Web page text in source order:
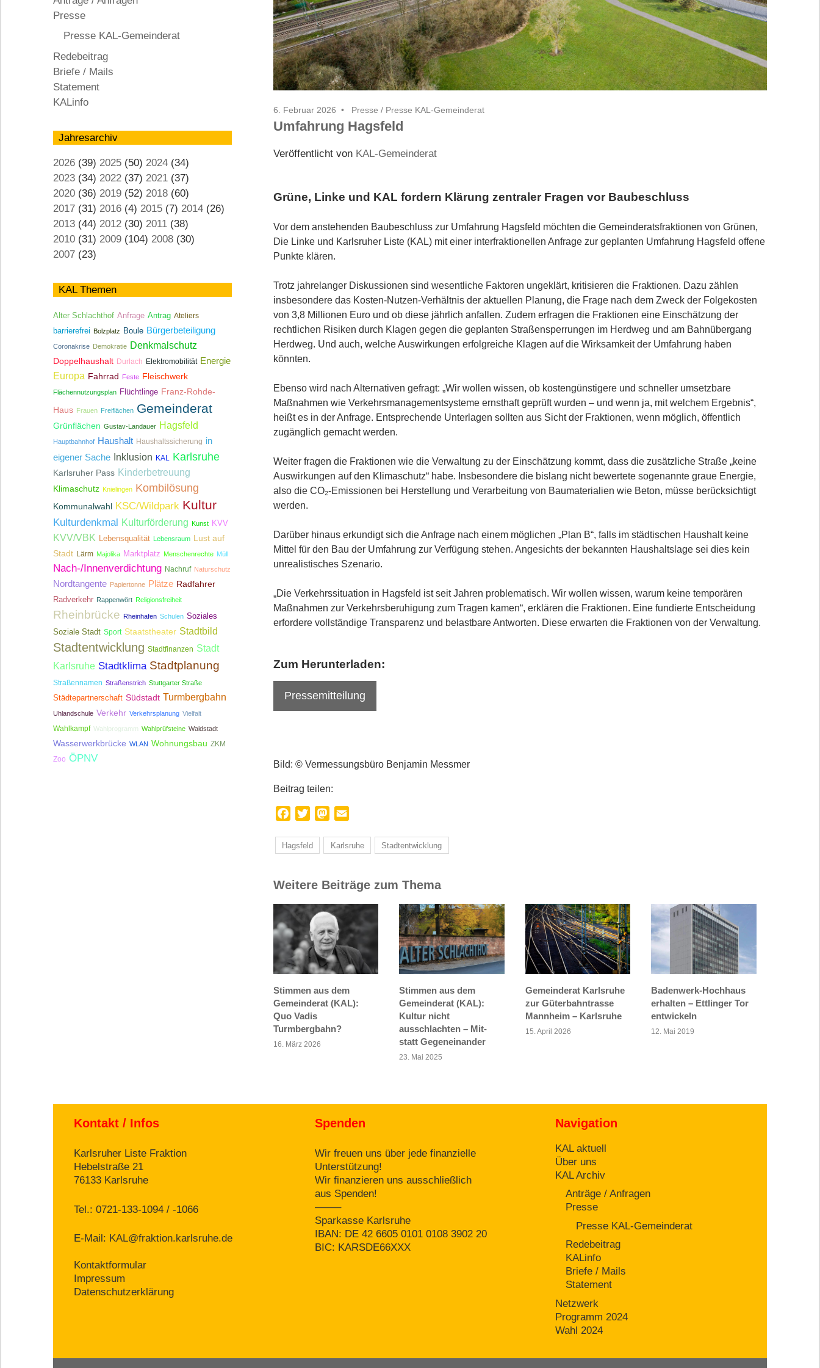
KAL
6. Februar 2026 Presse / Presse KAL-Gemeinderat
Umfahrung Hagsfeld
Veröffentlicht von KAL-Gemeinderat
Grüne, Linke und KAL fordern Klärung zentraler Fragen vor Baubeschluss
Vor dem anstehenden Baubeschluss zur Umfahrung Hagsfeld möchten die Gemeinderatsfraktionen von Grünen,
Die Linke und Karlsruher Liste (KAL) mit einer interfraktionellen Anfrage zur geplanten Umfahrung Hagsfeld offene
Punkte klären.
Trotz jahrelanger Diskussionen sind wesentliche Faktoren ungeklärt, kritisieren die Fraktionen. Dazu zählen
insbesondere das Kosten-Nutzen-Verhältnis der aktuellen Planung, die Frage nach dem Zweck der Folgekosten
von 3,8 Millionen Euro und ob diese jährlich anfallen. Zudem erfragen die Fraktionen eine Einschätzung der
rechtlichen Risiken durch Klagen gegen die geplanten Straßensperrungen im Herdweg und am Bahnübergang
Herdweg. Und auch, welche Auswirkungen erfolgreiche Klagen auf die Wirksamkeit der Umfahrung haben
könnten.
Ebenso wird nach Alternativen gefragt: „Wir wollen wissen, ob kostengünstigere und schneller umsetzbare
Maßnahmen wie Verkehrsmanagementsysteme ernsthaft geprüft wurden – und wenn ja, mit welchem Ergebnis“,
heißt es in der Anfrage. Entsprechende Unterlagen sollten aus Sicht der Fraktionen, wenn möglich, öffentlich
zugänglich gemacht werden.
Weiter fragen die Fraktionen wie die Verwaltung zu der Einschätzung kommt, dass die zusätzliche Straße „keine
Auswirkungen auf den Klimaschutz“ habe. Insbesondere die bislang nicht bewertete sogenannte graue Energie,
also die CO₂-Emissionen bei Herstellung und Verarbeitung von Baumaterialien wie Beton, müsse berücksichtigt
werden.
Darüber hinaus erkundigt sich die Anfrage nach einem möglichen „Plan B“, falls im städtischen Haushalt keine
Mittel für den Bau der Umfahrung zur Verfügung stehen. Angesichts der bekannten Haushaltslage sei dies kein
unrealistisches Szenario.
„Die Verkehrssituation in Hagsfeld ist seit Jahren problematisch. Wir wollen wissen, warum keine temporären
Maßnahmen zur Verkehrsberuhigung zum Tragen kamen“, erklären die Fraktionen. Eine fundierte Entscheidung
erfordere vollständige Transparenz und belastbare Antworten. Diese erwarten die Fraktionen von der Verwaltung.
Zum Herunterladen:
Pressemitteilung
Bild: © Vermessungsbüro Benjamin Messmer
Beitrag teilen:
Facebook
TwitterMastodon
Hagsfeld Karlsruhe Stadtentwicklung
Weitere Beiträge zum Thema
Stimmen aus dem
Gemeinderat (KAL):
Quo Vadis
Turmbergbahn?
16. März 2026
Stimmen aus dem
Gemeinderat (KAL):
Kultur nicht
ausschlachten – Mit-
statt Gegeneinander
23. Mai 2025
Gemeinderat Karlsruhe
zur Güterbahntrasse
Mannheim – Karlsruhe
15. April 2026
Badenwerk-Hochhaus
erhalten – Ettlinger Tor
entwickeln
12. Mai 2019
Presse
Presse KAL-Gemeinderat
Redebeitrag
Briefe / Mails
Statement
KALinfo
Jahresarchiv
2026 (39) 2025 (50) 2024 (34)
2023 (34) 2022 (37) 2021 (37)
2020 (36) 2019 (52) 2018 (60)
2017 (31) 2016 (4) 2015 (7) 2014 (26)
2013 (44) 2012 (30) 2011 (38)
2010 (31) 2009 (104) 2008 (30)
2007 (23)
KAL Themen
Alter Schlachthof Anfrage Antrag Ateliers
barrierefrei Bolzplatz Boule Bürgerbeteiligung
Coronakrise Demokratie Denkmalschutz
Doppelhaushalt Durlach Elektromobilität Energie
Europa Fahrrad Feste Fleischwerk
Flächennutzungsplan Flüchtlinge Franz-Rohde-
Haus Frauen Freiflächen Gemeinderat
Grünflächen Gustav-Landauer Hagsfeld
Hauptbahnhof Haushalt Haushaltssicherung in
eigener Sache Inklusion KAL Karlsruhe
Karlsruher Pass Kinderbetreuung
Klimaschutz Knielingen Kombilösung
Kommunalwahl KSC/Wildpark Kultur
Kulturdenkmal Kulturförderung Kunst KVV
KVV/VBK Lebensqualität Lebensraum
Lust auf
Stadt Lärm Majolika Marktplatz Menschenrechte Müll
Nach-/Innenverdichtung Nachruf Naturschutz
Nordtangente Papiertonne Plätze Radfahrer
Radverkehr Rappenwört Religionsfreiheit
Rheinbrücke Rheinhafen Schulen Soziales
Soziale Stadt Sport Staatstheater Stadtbild
Stadtentwicklung Stadtfinanzen Stadt
Karlsruhe Stadtklima Stadtplanung
Straßennamen Straßenstrich Stuttgarter Straße
Städtepartnerschaft Südstadt Turmbergbahn
Uhlandschule Verkehr Verkehrsplanung Vielfalt
Wahlkampf Wahlprogramm Wahlprüfsteine Waldstadt
Wasserwerkbrücke WLAN Wohnungsbau ZKM
Zoo ÖPNV
Kontakt / Infos
Karlsruher Liste Fraktion
Hebelstraße 21
76133 Karlsruhe
Tel.: 0721-133-1094 / -1066
E-Mail: KAL@fraktion.karlsruhe.de
Kontaktformular
Impressum
Datenschutzerklärung
Spenden
Wir freuen uns über jede finanzielle
Unterstützung!
Wir finanzieren uns ausschließlich
aus Spenden!
——–
Sparkasse Karlsruhe
IBAN: DE 42 6605 0101 0108 3902 20
BIC: KARSDE66XXX
Navigation
KAL aktuell
Über uns
KAL Archiv
Anträge / Anfragen
Presse
Presse KAL-Gemeinderat
Redebeitrag
KALinfo
Briefe / Mails
Statement
Netzwerk
Programm 2024
Wahl 2024